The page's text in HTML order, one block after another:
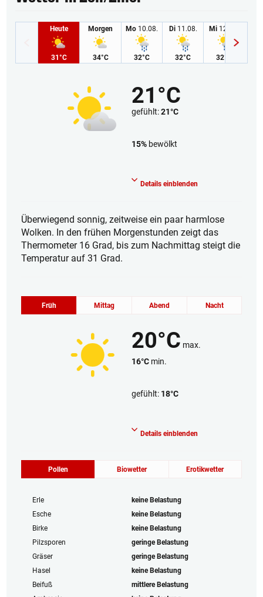
Heute
31°C
Morgen
34°C
Mo 10.08.
32°C
Di11.08.
32°C
Mi 12.08.
32°C
21°C
gefühlt:21°C
15% bewölkt
Details einblenden
Überwiegend sonnig, zeitweise ein paar harmlose
Wolken. In den frühen Morgenstunden zeigt das
Thermometer 16 Grad, bis zum Nachmittag steigt die
Temperatur auf 31 Grad.
Früh Mittag Abend Nacht
20°Cmax.
16°C min.
gefühlt: 18°C
Details einblenden
Pollen Biowetter Erotikwetter
Erle
keine Belastung
Esche
keine Belastung
Birke
keine Belastung
Pilzsporen
geringe Belastung
Gräser
geringe Belastung
Hasel
keine Belastung
Beifuß
mittlere Belastung